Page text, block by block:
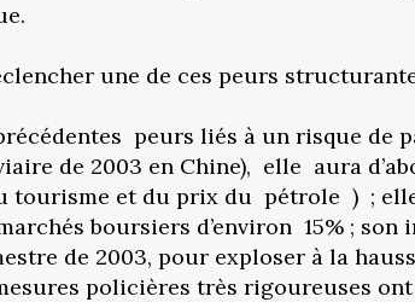
une de ces peurs
peurs liés à un risque de
de 2003 en Chine), elle aura
tourisme et du prix du pétrole ) ;
boursiers d’environ 15% ;
de 2003, pour exploser à la
policières très rigoureuses